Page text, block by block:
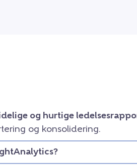
og hurtige
og konsolidering.